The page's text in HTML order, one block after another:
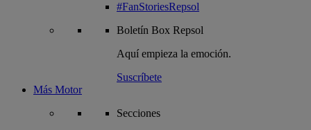
#FanStoriesRepsol
Boletín Box Repsol
Aquí empieza la emoción.
Suscríbete
Más Motor
Secciones